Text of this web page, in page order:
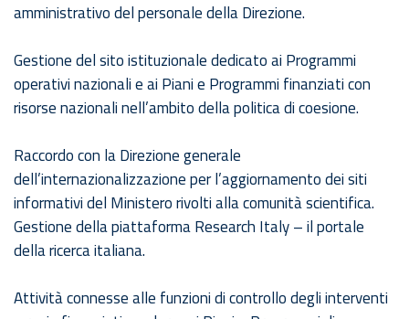
amministrativo del personale della Direzione.
Gestione del sito istituzionale dedicato ai Programmi
operativi nazionali e ai Piani e Programmi finanziati con
risorse nazionali nell’ambito della politica di coesione.
Raccordo con la Direzione generale
dell’internazionalizzazione per l’aggiornamento dei siti
informativi del Ministero rivolti alla comunità scientifica.
Gestione della piattaforma Research Italy – il portale
della ricerca italiana.
Attività connesse alle funzioni di controllo degli interventi